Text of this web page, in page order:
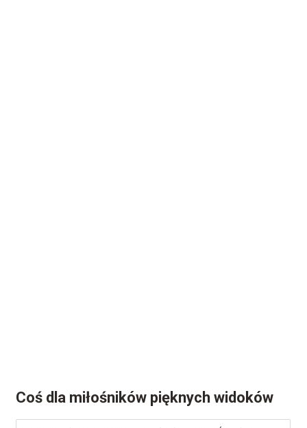
Coś dla miłośników pięknych widoków